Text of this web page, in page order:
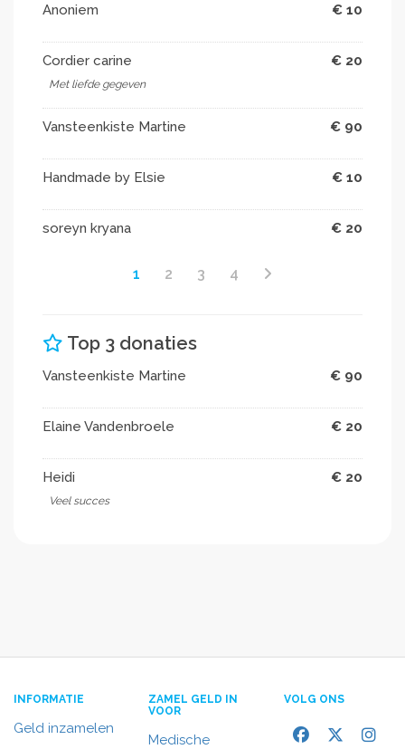
Anoniem € 10
Cordier carine € 20
Met liefde gegeven
Vansteenkiste Martine € 90
Handmade by Elsie € 10
soreyn kryana € 20
1 2 3 4
Top 3 donaties
Vansteenkiste Martine € 90
Elaine Vandenbroele € 20
Heidi € 20
Veel succes
INFORMATIE
Geld inzamelen
ZAMEL GELD IN
VOOR
Medische
VOLG ONS